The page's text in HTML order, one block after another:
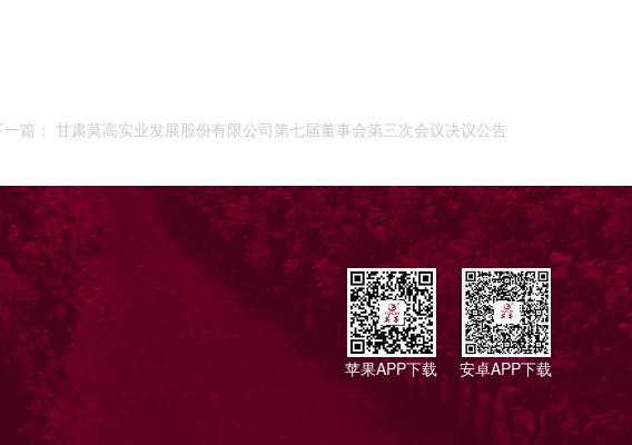
下一篇： 甘肃莫高实业发展股份有限公司第七届董事会第三次会议决议公告
苹果APP下载 安卓APP下载